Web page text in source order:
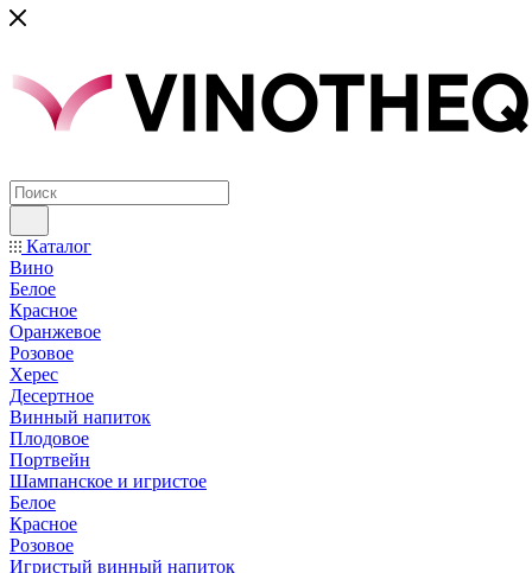
Каталог
Вино
Белое
Красное
Оранжевое
Розовое
Херес
Десертное
Винный напиток
Плодовое
Портвейн
Шампанское и игристое
Белое
Красное
Розовое
Игристый винный напиток